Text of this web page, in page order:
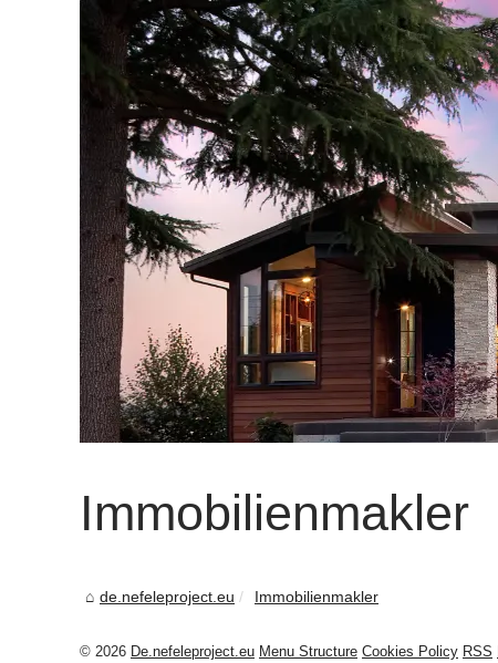
Immobilienmakler
de.nefeleproject.eu Immobilienmakler
© 2026 De.nefeleproject.eu Menu Structure Cookies Policy RSS